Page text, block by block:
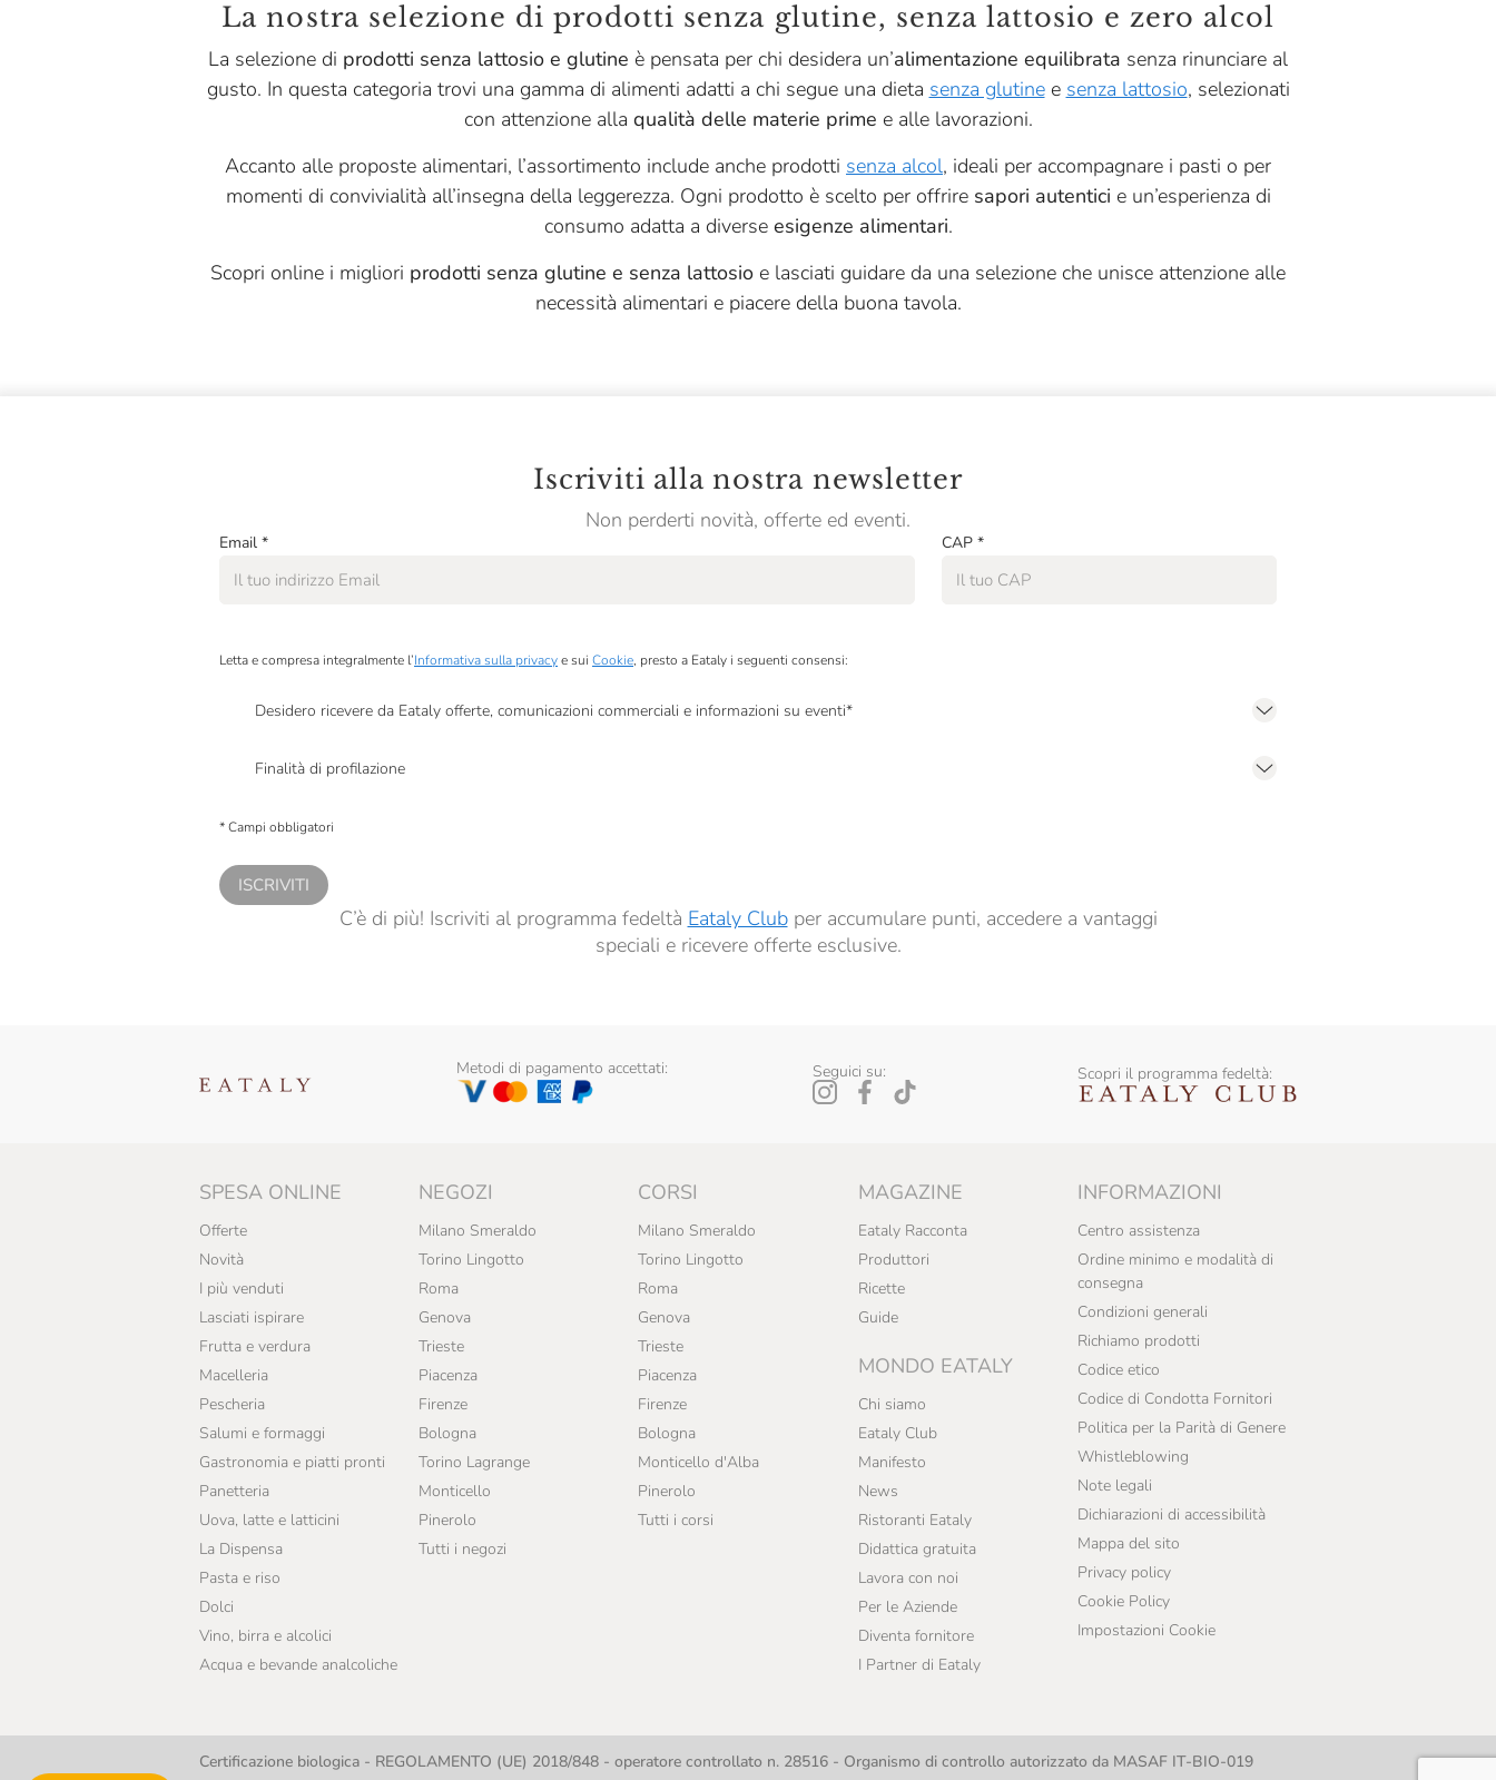
Filippini
Ignalat
Inalpi
La Finestra Sul Cielo
Pasta Natura
La nostra selezione di prodotti senza glutine, senza lattosio e zero alcol
La selezione di prodotti senza lattosio e glutine è pensata per chi desidera un’alimentazione equilibrata senza rinunciare al
gusto. In questa categoria trovi una gamma di alimenti adatti a chi segue una dieta senza glutinee senza lattosio, selezionati
con attenzione alla qualità delle materie prime e alle lavorazioni.
Accanto alle proposte alimentari, l’assortimento include anche prodotti senza alcol, ideali per accompagnare i pasti o per
momenti di convivialità all’insegna della leggerezza. Ogni prodotto è scelto per offrire sapori autentici e un’esperienza di
consumo adatta a diverse esigenze alimentari.
Scopri online i migliori prodotti senza glutine e senza lattosio e lasciati guidare da una selezione che unisce attenzione alle
necessità alimentari e piacere della buona tavola.
Iscriviti alla nostra newsletter
Non perderti novità, offerte ed eventi.
Email * CAP *
Letta e compresa integralmente l’Informativa sulla privacye sui Cookie, presto a Eataly i seguenti consensi:
Desidero ricevere da Eataly offerte, comunicazioni commerciali e informazioni su eventi*
Finalità di profilazione
* Campi obbligatori
ISCRIVITI
C’è di più! Iscriviti al programma fedeltà Eataly Clubper accumulare punti, accedere a vantaggi
speciali e ricevere offerte esclusive.
Metodi di pagamento accettati: Seguici su: Scopri il programma fedeltà:
SPESA ONLINE
Offerte
Novità
I più venduti
Lasciati ispirare
Frutta e verdura
Macelleria
Pescheria
Salumi e formaggi
Gastronomia e piatti pronti
Panetteria
Uova, latte e latticini
La Dispensa
Pasta e riso
Dolci
Vino, birra e alcolici
Acqua e bevande analcoliche
NEGOZI
Milano Smeraldo
Torino Lingotto
Roma
Genova
Trieste
Piacenza
Firenze
Bologna
Torino Lagrange
Monticello
Pinerolo
Tutti i negozi
CORSI
Milano Smeraldo
Torino Lingotto
Roma
Genova
Trieste
Piacenza
Firenze
Bologna
Monticello d'Alba
Pinerolo
Tutti i corsi
MAGAZINE
Eataly Racconta
Produttori
Ricette
Guide
MONDO EATALY
Chi siamo
Eataly Club
Manifesto
News
Ristoranti Eataly
Didattica gratuita
Lavora con noi
Per le Aziende
Diventa fornitore
I Partner di Eataly
INFORMAZIONI
Centro assistenza
Ordine minimo e modalità di
consegna
Condizioni generali
Richiamo prodotti
Codice etico
Codice di Condotta Fornitori
Politica per la Parità di Genere
Whistleblowing
Note legali
Dichiarazioni di accessibilità
Mappa del sito
Privacy policy
Cookie Policy
Impostazioni Cookie
Certificazione biologica - REGOLAMENTO (UE) 2018/848 - operatore controllato n. 28516 - Organismo di controllo autorizzato da MASAF IT-BIO-019